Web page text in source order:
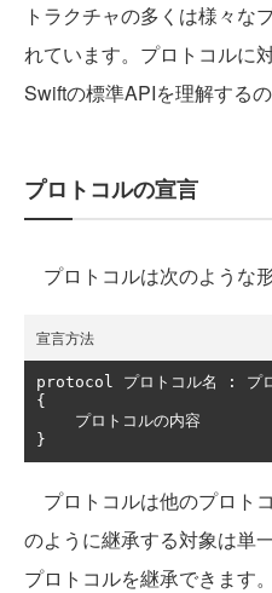
トラクチャの多くは様々な
れています。プロトコルに
Swiftの標準APIを理解する
プロトコルの宣言
プロトコルは次のような
宣言方法
protocol プロトコル名 : プ
{
プロトコルの内容
}
プロトコルは他のプロト
のように継承する対象は単
プロトコルを継承できます。